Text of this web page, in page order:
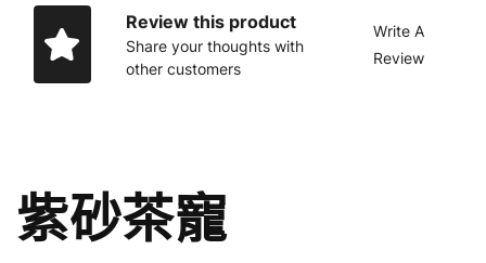
Review this product
Share your thoughts with
other customers
Write A
Review
紫砂茶寵